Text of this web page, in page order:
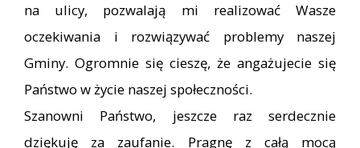
na ulicy, pozwalają mi realizować Wasze
oczekiwania i rozwiązywać problemy naszej
Gminy. Ogromnie się cieszę, że angażujecie się
Państwo w życie naszej społeczności.
Szanowni Państwo, jeszcze raz serdecznie
dziękuję za zaufanie. Pragnę z całą mocą